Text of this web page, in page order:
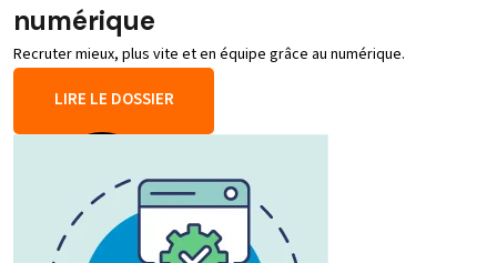
numérique
Recruter mieux, plus vite et en équipe grâce au numérique.
LIRE LE DOSSIER